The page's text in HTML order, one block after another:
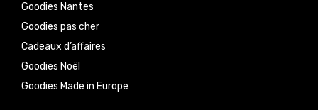
Goodies Nantes
Goodies pas cher
Cadeaux d’affaires
Goodies Noël
Goodies Made in Europe